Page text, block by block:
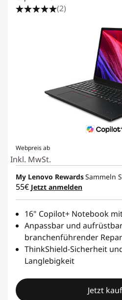
(2)
Webpreis ab
Inkl. MwSt.
My Lenovo RewardsSammeln
55€ Jetzt anmelden
16" Copilot+ Notebook
Anpassbar und
branchenführender
ThinkShield-Sicherheit
Langlebigkeit
Jetzt